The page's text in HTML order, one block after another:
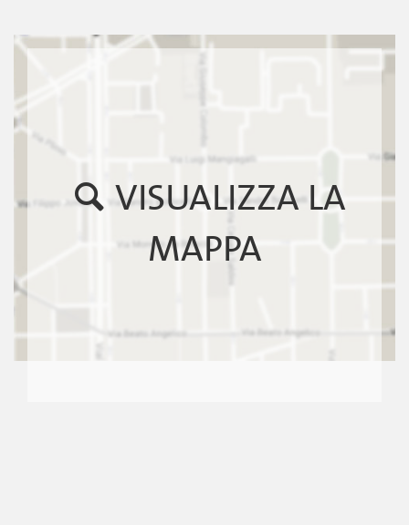
VISUALIZZA LA
MAPPA